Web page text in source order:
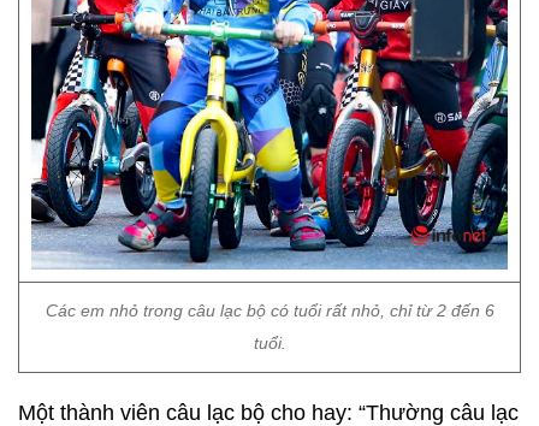
Các em nhỏ trong câu lạc bộ có tuổi rất nhỏ, chỉ từ 2 đến 6
tuổi.
Một thành viên câu lạc bộ cho hay: “Thường câu lạc